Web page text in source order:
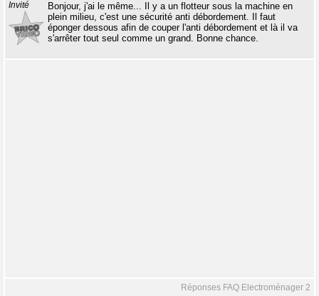
Invité
Bonjour, j'ai le même... Il y a un flotteur sous la machine en
plein milieu, c'est une sécurité anti débordement. Il faut
éponger dessous afin de couper l'anti débordement et là il va
s'arrêter tout seul comme un grand. Bonne chance.
Réponses FAQ Electroménager 2